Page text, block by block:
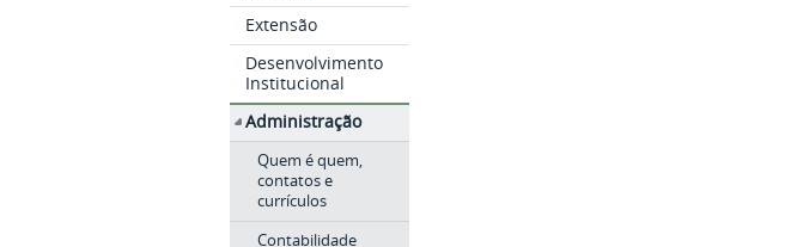
Extensão
Desenvolvimento
Institucional
Administração
Quem é quem,
contatos e
currículos
Contabilidade